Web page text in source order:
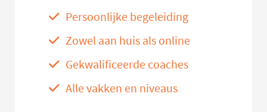
Persoonlijke begeleiding
Zowel aan huis als online
Gekwalificeerde coaches
Alle vakken en niveaus